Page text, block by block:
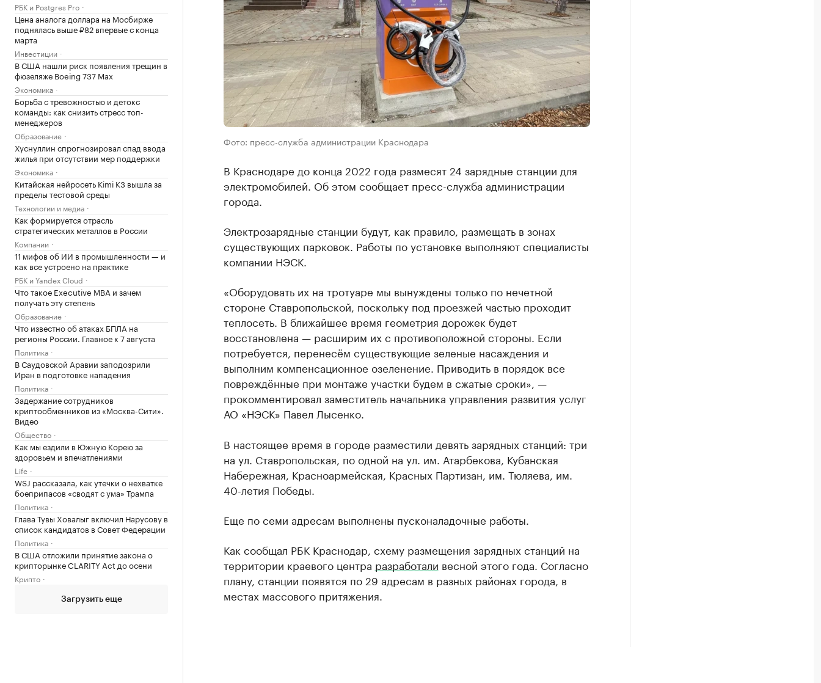
РБК и Postgres Pro
Цена аналога доллара на Мосбирже
поднялась выше ₽82 впервые с конца
марта
Инвестиции
В США нашли риск появления трещин в
фюзеляже Boeing 737 Max
Экономика
Борьба с тревожностью и детокс
команды: как снизить стресс топ-
менеджеров
Образование
Хуснуллин спрогнозировал спад ввода
жилья при отсутствии мер поддержки
Экономика
Китайская нейросеть Kimi K3 вышла за
пределы тестовой среды
Технологии и медиа
Как формируется отрасль
стратегических металлов в России
Компании
11 мифов об ИИ в промышленности — и
как все устроено на практике
РБК и Yandex Cloud
Что такое Executive MBA и зачем
получать эту степень
Образование
Что известно об атаках БПЛА на
регионы России. Главное к 7 августа
Политика
В Саудовской Аравии заподозрили
Иран в подготовке нападения
Политика
Задержание сотрудников
криптообменников из «Москва-Сити».
Видео
Общество
Как мы ездили в Южную Корею за
здоровьем и впечатлениями
Life
WSJ рассказала, как утечки о нехватке
боеприпасов «сводят с ума» Трампа
Политика
Глава Тувы Ховалыг включил Нарусову в
список кандидатов в Совет Федерации
Политика
В США отложили принятие закона о
крипторынке CLARITY Act до осени
Крипто
Загрузить еще
Фото: пресс-служба администрации Краснодара
В Краснодаре до конца 2022 года размесят 24 зарядные станции для
электромобилей. Об этом сообщает пресс-служба администрации
города.
Электрозарядные станции будут, как правило, размещать в зонах
существующих парковок. Работы по установке выполняют специалисты
компании НЭСК.
«Оборудовать их на тротуаре мы вынуждены только по нечетной
стороне Ставропольской, поскольку под проезжей частью проходит
теплосеть. В ближайшее время геометрия дорожек будет
восстановлена — расширим их с противоположной стороны. Если
потребуется, перенесём существующие зеленые насаждения и
выполним компенсационное озеленение. Приводить в порядок все
повреждённые при монтаже участки будем в сжатые сроки», —
прокомментировал заместитель начальника управления развития услуг
АО «НЭСК» Павел Лысенко.
В настоящее время в городе разместили девять зарядных станций: три
на ул. Ставропольская, по одной на ул. им. Атарбекова, Кубанская
Набережная, Красноармейская, Красных Партизан, им. Тюляева, им.
40-летия Победы.
Еще по семи адресам выполнены пусконаладочные работы.
Как сообщал РБК Краснодар, схему размещения зарядных станций на
территории краевого центра разработали весной этого года. Согласно
плану, станции появятся по 29 адресам в разных районах города, в
местах массового притяжения.